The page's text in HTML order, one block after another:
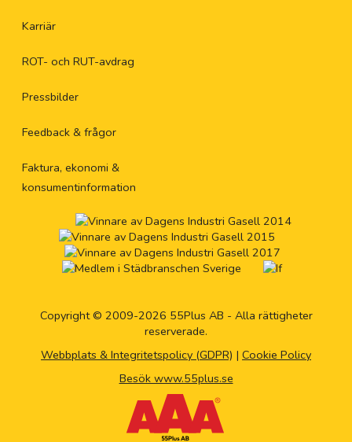
Karriär
ROT- och RUT-avdrag
Pressbilder
Feedback & frågor
Faktura, ekonomi &
konsumentinformation
Copyright © 2009-2026 55Plus AB - Alla rättigheter
reserverade.
Webbplats & Integritetspolicy (GDPR) | Cookie Policy
Besök www.55plus.se